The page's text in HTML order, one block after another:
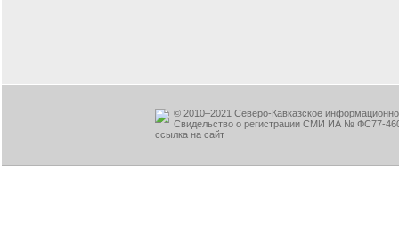
© 2010–2021 Северо-Кавказское
Свидельство о регистрации СМИ ИА № ФС77-
ссылка на сайт